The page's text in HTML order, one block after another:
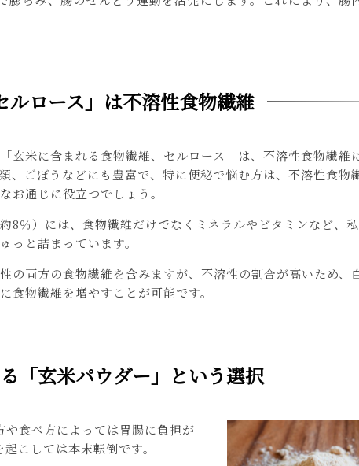
ロース」は不溶性食物繊維
玄米に含まれる食物繊維、セルロース」は、不溶性食物繊維
、ごぼうなどにも豊富で、特に便秘で悩む方は、不溶性食物
お通じに役立つでしょう。
8％）には、食物繊維だけでなくミネラルやビタミンなど、
っと詰まっています。
の両方の食物繊維を含みますが、不溶性の割合が高いため、
食物繊維を増やすことが可能です。
「玄米パウダー」という選択
食べ方によっては胃腸に負担が
こしては本末転倒です。